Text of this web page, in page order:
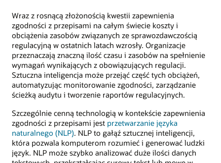
Wraz z rosnącą złożonością kwestii zapewnienia
zgodności z przepisami na całym świecie koszty i
obciążenia zasobów związanych ze sprawozdawczością
regulacyjną w ostatnich latach wzrosły. Organizacje
przeznaczają znaczną ilość czasu i zasobów na spełnienie
wymagań wynikających z obowiązujących regulacji.
Sztuczna inteligencja może przejąć część tych obciążeń,
automatyzując monitorowanie zgodności, zarządzanie
ścieżką audytu i tworzenie raportów regulacyjnych.
Szczególnie cenną technologią w kontekście zapewnienia
zgodności z przepisami jest przetwarzanie języka
naturalnego (NLP). NLP to gałąź sztucznej inteligencji,
która pozwala komputerom rozumieć i generować ludzki
język. NLP może szybko analizować duże ilości danych